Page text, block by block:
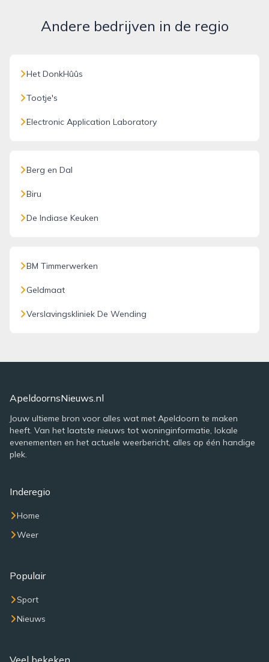
Andere bedrijven in de regio
Het DonkHûûs
Tootje's
Electronic Application Laboratory
Berg en Dal
Biru
De Indiase Keuken
BM Timmerwerken
Geldmaat
Verslavingskliniek De Wending
ApeldoornsNieuws.nl
Jouw ultieme bron voor alles wat met Apeldoorn te maken
heeft. Van het laatste nieuws tot woninginformatie, lokale
evenementen en het actuele weerbericht, alles op één handige
plek.
Inderegio
Home
Weer
Populair
Sport
Nieuws
Veel bekeken